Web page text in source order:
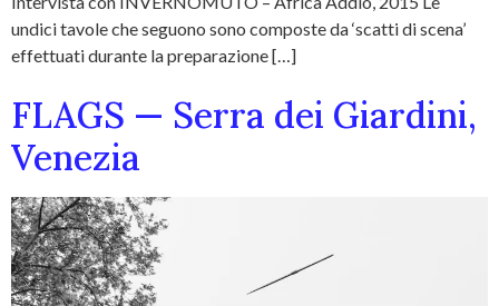
undici tavole che seguono sono composte da ‘scatti di scena’
effettuati durante la preparazione […]
FLAGS — Serra dei Giardini,
Venezia